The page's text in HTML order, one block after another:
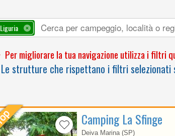
Liguria
Per migliorare la tua navigazione utilizza i filtri
Le strutture che rispettano i filtri selezionati
Camping La Sfinge
Deiva Marina (SP)